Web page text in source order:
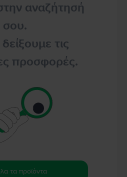
αναζήτησή
σου.
τις
προσφορές.
τα προϊόντα